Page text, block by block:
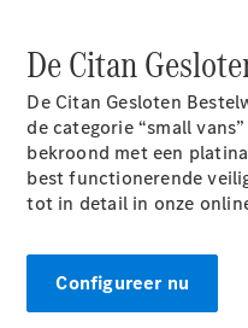
Dubbelcabine
Sprinter
Chassiscabine
met open
laadbak
Configurator
Vito
De Citan
De Citan Gesloten
de categorie “small
bekroond met een
best functionerende
tot in detail in onze
Configureer nu